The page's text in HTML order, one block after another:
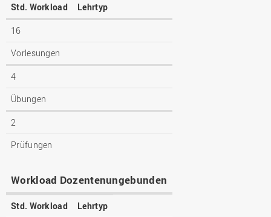
Std. Workload Lehrtyp
16
Vorlesungen
4
Übungen
2
Prüfungen
Workload Dozentenungebunden
Std. Workload Lehrtyp